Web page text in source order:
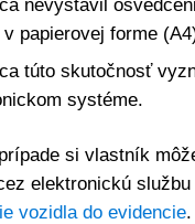
nevystavil
papierovej forme
túto skutočnosť
systéme.
si vlastník
elektronickú službu
vozidla do evidencie.